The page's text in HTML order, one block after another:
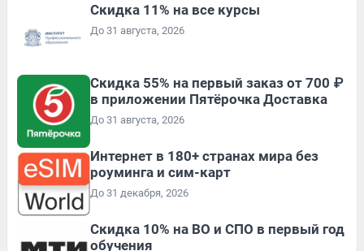
Скидка 11% на все курсы
До 31 августа, 2026
Скидка 55% на первый заказ от 700 ₽
в приложении Пятёрочка Доставка
До 31 августа, 2026
Интернет в 180+ странах мира без
роуминга и сим-карт
До 31 декабря, 2026
Скидка 10% на ВО и СПО в первый год
обучения